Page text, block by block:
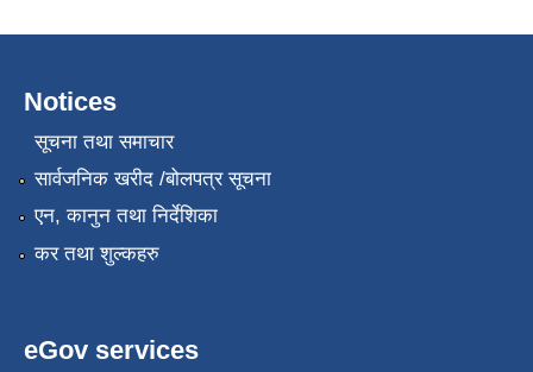
Notices
सूचना तथा समाचार
सार्वजनिक खरीद /बोलपत्र सूचना
एन, कानुन तथा निर्देशिका
कर तथा शुल्कहरु
eGov services